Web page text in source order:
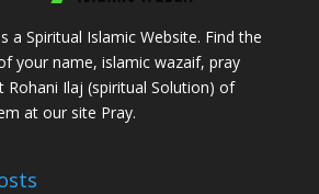
a Spiritual Islamic Website. Find the
your name, islamic wazaif, pray
Rohani Ilaj (spiritual Solution) of
at our site Pray.